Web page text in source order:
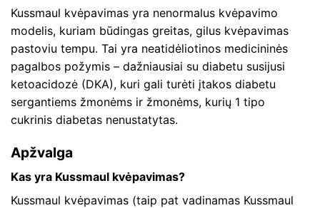
Kussmaul kvėpavimas yra nenormalus kvėpavimo
modelis, kuriam būdingas greitas, gilus kvėpavimas
pastoviu tempu. Tai yra neatidėliotinos medicininės
pagalbos požymis – dažniausiai su diabetu susijusi
ketoacidozė (DKA), kuri gali turėti įtakos diabetu
sergantiems žmonėms ir žmonėms, kurių 1 tipo
cukrinis diabetas nenustatytas.
Apžvalga
Kas yra Kussmaul kvėpavimas?
Kussmaul kvėpavimas (taip pat vadinamas Kussmaul